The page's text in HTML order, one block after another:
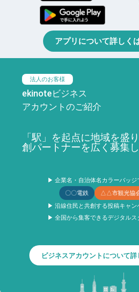
アプリについて詳しく
法人のお客様
ekinoteビジネス
アカウントのご紹介
「駅」を起点に地域を盛
創パートナーを広く募集
▶ 企業名・自治体名カラーバッジ
〇〇電鉄
△△市観光協
▶ 沿線住民と共創する投稿キャン
▶ 全国から集客できるデジタルス
ビジネスアカウントについて